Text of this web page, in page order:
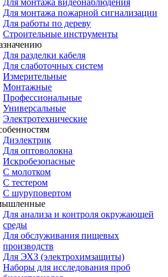
Для монтажа видеонаблюдения
Для монтажа пожарной сигнализации
Для работы по дереву
Строительные инструменты
Для разделки кабеля
Для слаботочных систем
Измерительные
Монтажные
Профессиональные
Универсальные
Электротехнические
Диэлектрик
Для оптоволокна
Искробезопасные
С молотком
С тестером
С шуруповертом
Для анализа и контроля окружающей
среды
Для обслуживания пищевых
производств
Для ЭХЗ (электрохимзащиты)
Наборы для исследования проб